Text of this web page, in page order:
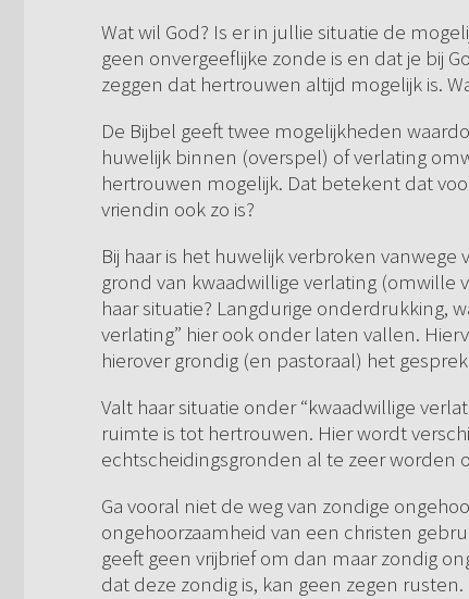
Wat wil God? Is er in jullie situatie de
geen onvergeeflijke zonde is en dat je bij
zeggen dat hertrouwen altijd mogelijk is.
De Bijbel geeft twee mogelijkheden
huwelijk binnen (overspel) of verlating
hertrouwen mogelijk. Dat betekent dat
vriendin ook zo is?
Bij haar is het huwelijk verbroken
grond van kwaadwillige verlating (omwille
haar situatie? Langdurige onderdrukking,
verlating” hier ook onder laten vallen.
hierover grondig (en pastoraal) het
Valt haar situatie onder “kwaadwillige
ruimte is tot hertrouwen. Hier wordt
echtscheidingsgronden al te zeer worden
Ga vooral niet de weg van zondige
ongehoorzaamheid van een christen
geeft geen vrijbrief om dan maar zondig
dat deze zondig is, kan geen zegen rusten.